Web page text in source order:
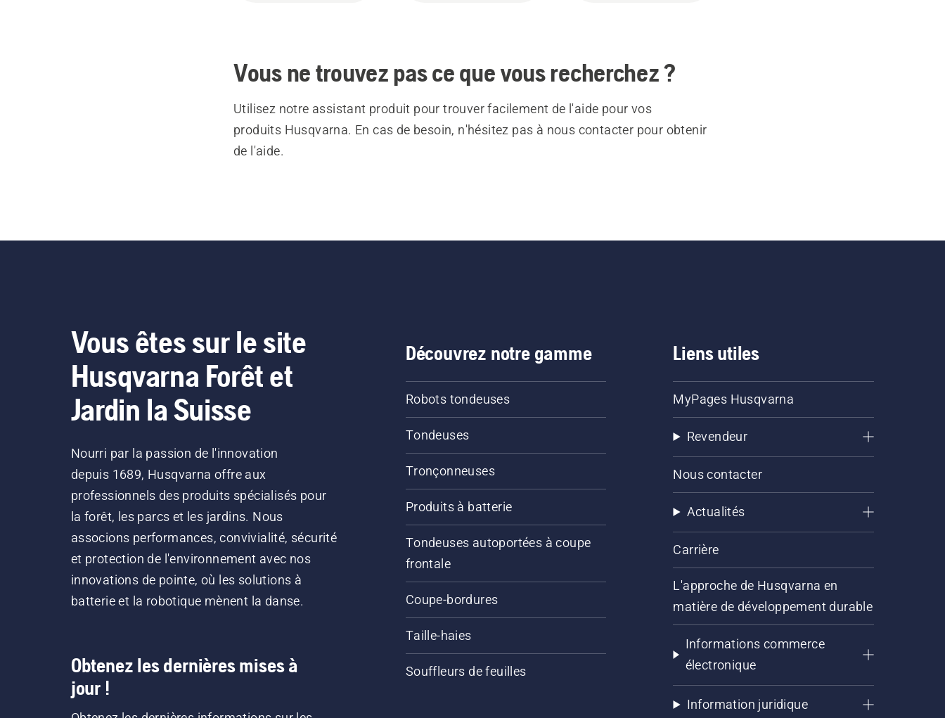
Vous ne trouvez pas ce que vous recherchez ?
Utilisez notre assistant produit pour trouver facilement de l'aide pour vos
produits Husqvarna. En cas de besoin, n'hésitez pas à nous contacter pour obtenir
de l'aide.
Vous êtes sur le site
Husqvarna Forêt et
Jardin la Suisse
Nourri par la passion de l'innovation
depuis 1689, Husqvarna offre aux
professionnels des produits spécialisés pour
la forêt, les parcs et les jardins. Nous
associons performances, convivialité, sécurité
et protection de l'environnement avec nos
innovations de pointe, où les solutions à
batterie et la robotique mènent la danse.
Obtenez les dernières mises à
jour !
Découvrez notre gamme
Robots tondeuses
Tondeuses
Tronçonneuses
Produits à batterie
Tondeuses autoportées à coupe
frontale
Coupe-bordures
Taille-haies
Souffleurs de feuilles
Liens utiles
MyPages Husqvarna
Revendeur
Nous contacter
Actualités
Carrière
L'approche de Husqvarna en
matière de développement durable
Informations commerce
électronique
Information juridique